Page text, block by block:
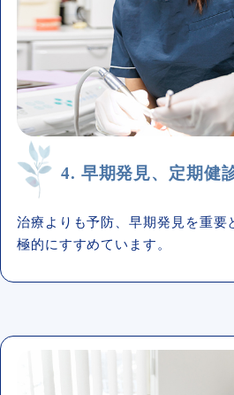
4. 早期発見、定期健
治療よりも予防、早期発見を重要
極的にすすめています。